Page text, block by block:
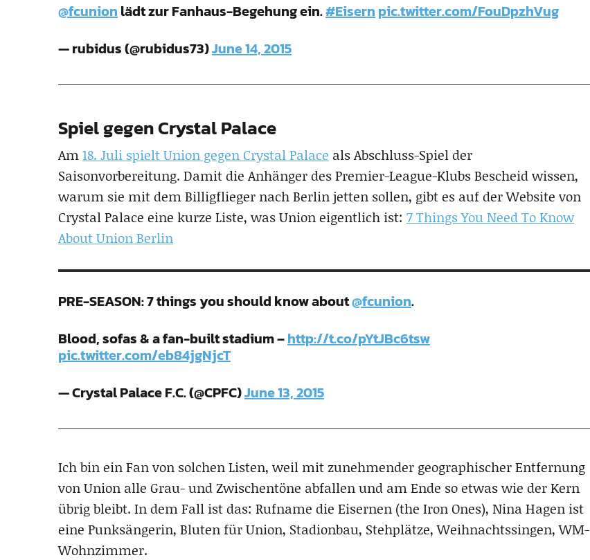
@fcunion lädt zur Fanhaus-Begehung ein.#Eisern pic.twitter.com/FouDpzhVug
— rubidus (@rubidus73)June 14, 2015
Spiel gegen Crystal Palace
Am18. Juli spielt Union gegen Crystal Palace als Abschluss-Spiel der
Saisonvorbereitung. Damit die Anhänger des Premier-League-Klubs Bescheid wissen,
warum sie mit dem Billigflieger nach Berlin jetten sollen, gibt es auf der Website von
Crystal Palace eine kurze Liste, was Union eigentlich ist: 7 Things You Need To Know
About Union Berlin
PRE-SEASON: 7 things you should know about@fcunion.
Blood, sofas & a fan-built stadium –http://t.co/pYtJBc6tsw
pic.twitter.com/eb84jgNjcT
— Crystal Palace F.C. (@CPFC)June 13, 2015
Ich bin ein Fan von solchen Listen, weil mit zunehmender geographischer Entfernung
von Union alle Grau- und Zwischentöne abfallen und am Ende so etwas wie der Kern
übrig bleibt. In dem Fall ist das: Rufname die Eisernen (the Iron Ones), Nina Hagen ist
eine Punksängerin, Bluten für Union, Stadionbau, Stehplätze, Weihnachtssingen, WM-
Wohnzimmer.